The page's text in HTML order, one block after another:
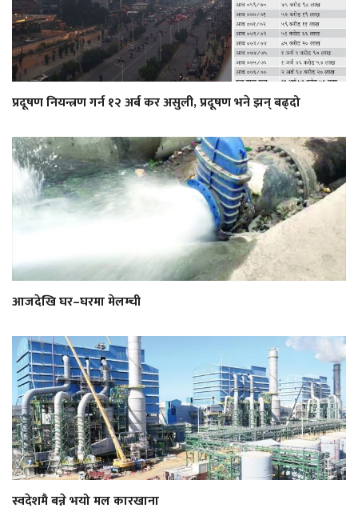
प्रदूषण नियन्त्रण गर्न १२ अर्ब कर असुली, प्रदूषण भने झन् बढ्दो
आजदेखि घर–घरमा मेलम्ची
स्वदेशमै बन्ने भयो मल कारखाना